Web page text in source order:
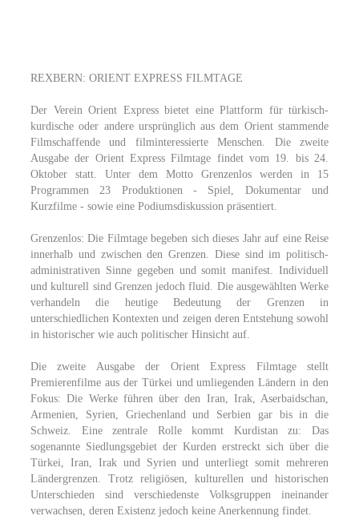
REXBERN: ORIENT EXPRESS FILMTAGE
Der Verein Orient Express bietet eine Plattform für türkisch-
kurdische oder andere ursprünglich aus dem Orient stammende
Filmschaffende und filminteressierte Menschen. Die zweite
Ausgabe der Orient Express Filmtage findet vom 19. bis 24.
Oktober statt. Unter dem Motto Grenzenlos werden in 15
Programmen 23 Produktionen - Spiel, Dokumentar und
Kurzfilme - sowie eine Podiumsdiskussion präsentiert.
Grenzenlos: Die Filmtage begeben sich dieses Jahr auf eine Reise
innerhalb und zwischen den Grenzen. Diese sind im politisch-
administrativen Sinne gegeben und somit manifest. Individuell
und kulturell sind Grenzen jedoch fluid. Die ausgewählten Werke
verhandeln die heutige Bedeutung der Grenzen in
unterschiedlichen Kontexten und zeigen deren Entstehung sowohl
in historischer wie auch politischer Hinsicht auf.
Die zweite Ausgabe der Orient Express Filmtage stellt
Premierenfilme aus der Türkei und umliegenden Ländern in den
Fokus: Die Werke führen über den Iran, Irak, Aserbaidschan,
Armenien, Syrien, Griechenland und Serbien gar bis in die
Schweiz. Eine zentrale Rolle kommt Kurdistan zu: Das
sogenannte Siedlungsgebiet der Kurden erstreckt sich über die
Türkei, Iran, Irak und Syrien und unterliegt somit mehreren
Ländergrenzen. Trotz religiösen, kulturellen und historischen
Unterschieden sind verschiedenste Volksgruppen ineinander
verwachsen, deren Existenz jedoch keine Anerkennung findet.